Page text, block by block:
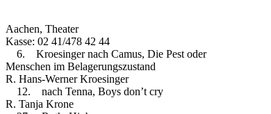
Aachen, Theater
Kasse: 02 41/478 42 44
6. Kroesinger nach Camus, Die Pest oder
Menschen im Belagerungszustand
R. Hans-Werner Kroesinger
12. nach Tenna, Boys don’t cry
R. Tanja Krone